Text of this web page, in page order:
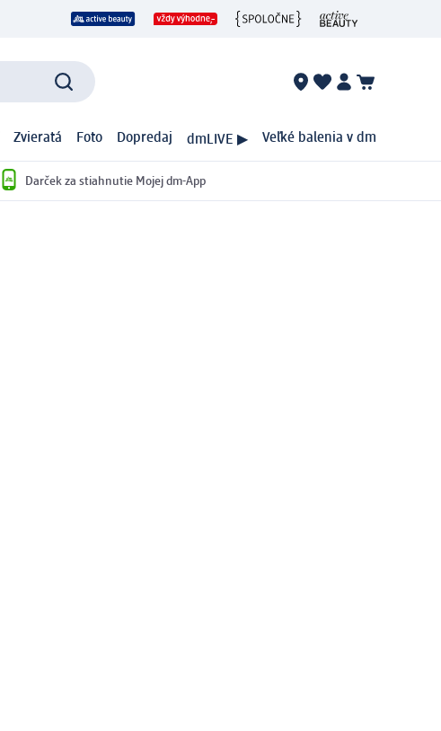
Zvieratá Foto Dopredaj dmLIVE ▶ Veľké balenia v dm
Darček za stiahnutie Mojej dm-App